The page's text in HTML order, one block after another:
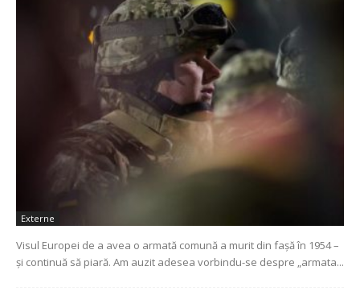
Externe
Visul Europei de a avea o armată comună a murit din fașă în 1954 –
și continuă să piară. Am auzit adesea vorbindu-se despre „armata...